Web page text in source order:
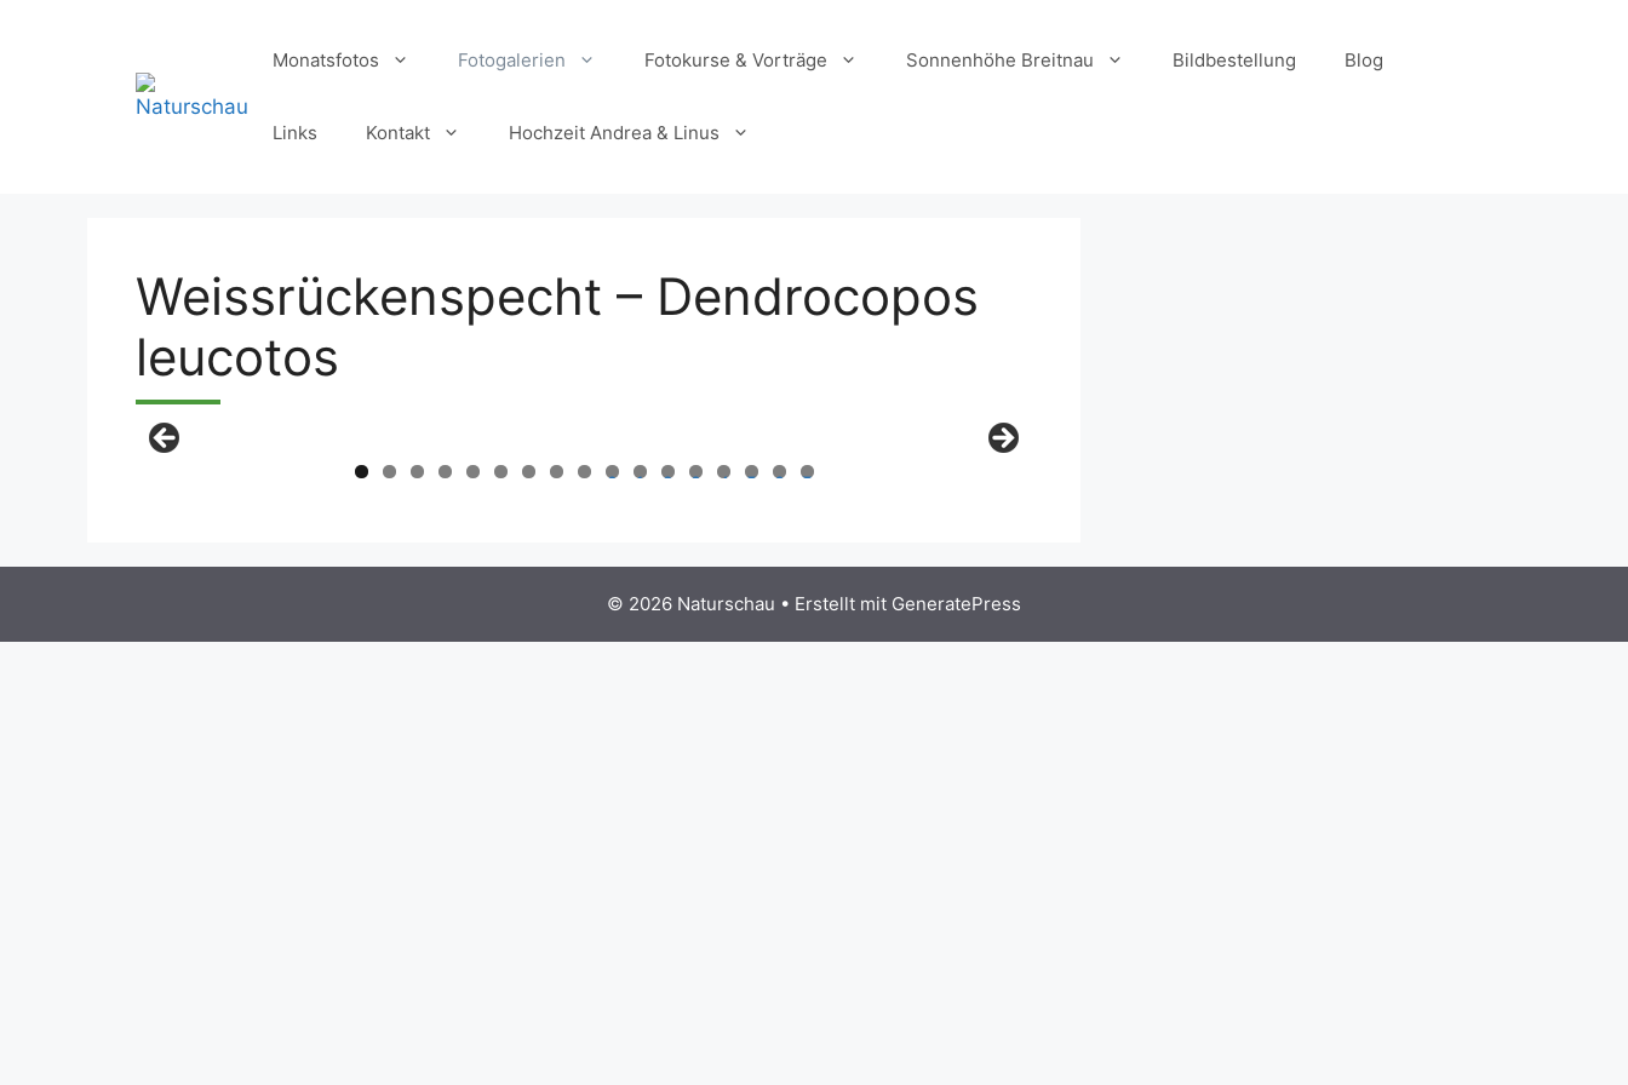
Monatsfotos Fotogalerien Fotokurse & Vorträge Sonnenhöhe Breitnau Bildbestellung Blog
Links Kontakt Hochzeit Andrea & Linus
Weissrückenspecht – Dendrocopos
leucotos
0 1 2 3 4 5 6 7
© 2026 Naturschau • Erstellt mit GeneratePress